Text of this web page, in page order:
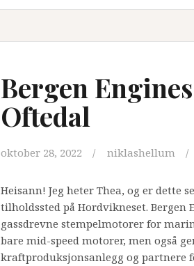
Bergen
Oftedal
oktober 28, 2022 niklashellum
Heisann! Jeg heter Thea, og er dette
tilholdssted på Hordvikneset. Bergen
gassdrevne stempelmotorer for
bare mid-speed motorer, men også
kraftproduksjonsanlegg og partnere